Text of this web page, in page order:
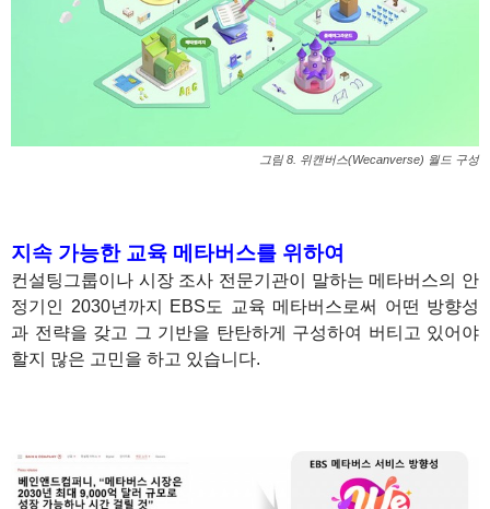
그림 8. 위캔버스(Wecanverse) 월드 구성
지속 가능한 교육 메타버스를 위하여
컨설팅그룹이나 시장 조사 전문기관이 말하는 메타버스의 안
정기인 2030년까지 EBS도 교육 메타버스로써 어떤 방향성
과 전략을 갖고 그 기반을 탄탄하게 구성하여 버티고 있어야
할지 많은 고민을 하고 있습니다.